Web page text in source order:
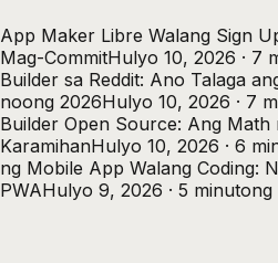
App Maker Libre Walang Sign
Mag-CommitHulyo 10, 2026 · 7
Builder sa Reddit: Ano Talaga
noong 2026Hulyo 10, 2026 · 7
Builder Open Source: Ang Math
KaramihanHulyo 10, 2026 · 6
ng Mobile App Walang Coding:
PWAHulyo 9, 2026 · 5 minutong